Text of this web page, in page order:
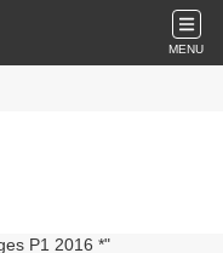
MENU